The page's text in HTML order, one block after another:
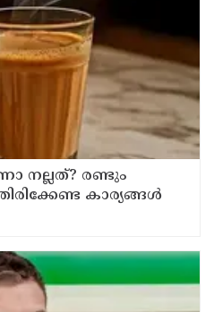
നല്ലത്? രണ്ടും
കാര്യങ്ങൾ